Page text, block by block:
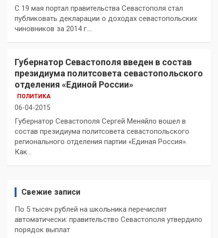
С 19 мая портал правительства Севастополя стал
публиковать декларации о доходах севастопольских
чиновников за 2014 г.…
Губернатор Севастополя введен в состав
президиума политсовета севастопольского
отделения «Единой России»
ПОЛИТИКА
06-04-2015
Губернатор Севастополя Сергей Меняйло вошел в
состав президиума политсовета севастопольского
регионального отделения партии «Единая Россия».
Как…
Свежие записи
По 5 тысяч рублей на школьника перечислят
автоматически: правительство Севастополя утвердило
порядок выплат